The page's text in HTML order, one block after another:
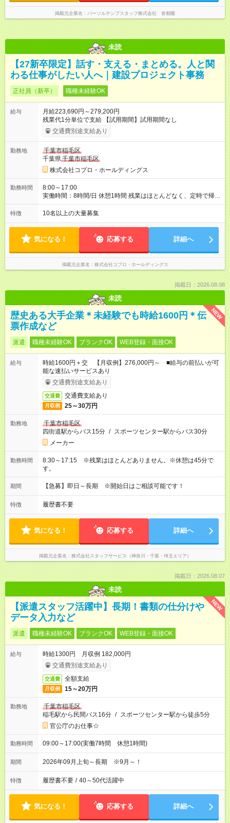
掲載元企業名 パーソルテンプスタッフ株式会社 首都圏
未読
【27新卒限定】話す・支える・まとめる。人と関
わる仕事がしたい人へ｜建設プロジェクト事務
正社員（新卒） 職種未経験OK
給与
月給223,690円～279,200円
残業代1分単位で支給 【試用期間】試用期間なし
交通費別途支給あり
勤務地
千葉市稲毛区
千葉県千葉市稲毛区
株式会社コプロ・ホールディングス
勤務時間
8:00～17:00
実働時間：8時間/日 休憩1時間 残業はほとんどなく、定時で帰れ
る日が多い働き方です。 毎日の業務は進捗管理や事務が中心な
ので、 「今日やるべき仕事」が終われば、自然と区切りをつけ
方を大切にしています。
特徴 10名以上の大量募集
気になる！ 応募する 詳細へ
掲載元企業名 株式会社コプロ・ホールディングス
掲載日：2026.08.08
未読
NEW
歴史ある大手企業＊未経験でも時給1600円＊伝
票作成など
派遣 職種未経験OK ブランクOK WEB登録・面接OK
給与
時給1600円＋交 【月収例】276,000円～ ■給与の前払いが可
能な速払いサービスあり
交通費別途支給あり
交通費 交通費支給あり
月収例 25～30万円
勤務地
千葉市稲毛区
四街道駅からバス15分 / スポーツセンター駅からバス30分
メーカー
勤務時間
8:30～17:15 ※残業はほとんどありません。※休憩は45分で
す。
期間 【急募】即日～長期 ※開始日はご相談可能です！
特徴 履歴書不要
気になる！ 応募する 詳細へ
掲載元企業名 株式会社スタッフサービス（神奈川・千葉・埼玉エリア）
掲載日：2026.08.07
未読
NEW
【派遣スタッフ活躍中】長期！書類の仕分けや
データ入力など
派遣 職種未経験OK ブランクOK WEB登録・面接OK
給与
時給1300円 月収例 182,000円
交通費別途支給あり
交通費 全額支給
月収例 15～20万円
勤務地
千葉市稲毛区
稲毛駅から民間バス16分 / スポーツセンター駅から徒歩5分
官公庁のお仕事☆
勤務時間 09:00～17:00(実働7時間 休憩1時間)
期間 2026年09月上旬～長期 ※9月～！
特徴 履歴書不要 / 40～50代活躍中
気になる！ 応募する 詳細へ